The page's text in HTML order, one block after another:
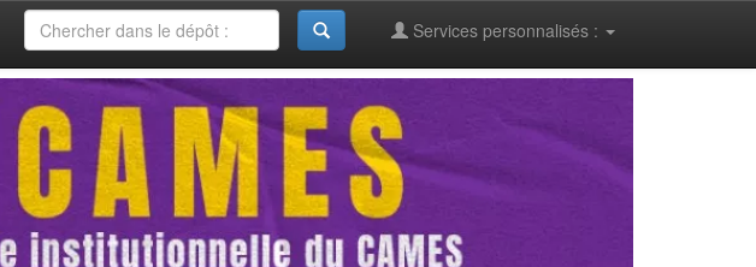
Services personnalisés :